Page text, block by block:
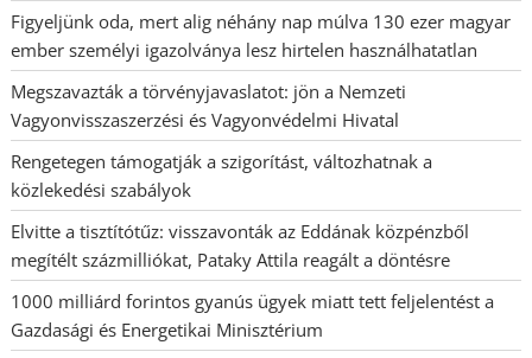
Figyeljünk oda, mert alig néhány nap múlva 130 ezer magyar
ember személyi igazolványa lesz hirtelen használhatatlan
Megszavazták a törvényjavaslatot: jön a Nemzeti
Vagyonvisszaszerzési és Vagyonvédelmi Hivatal
Rengetegen támogatják a szigorítást, változhatnak a
közlekedési szabályok
Elvitte a tisztítótűz: visszavonták az Eddának közpénzből
megítélt százmilliókat, Pataky Attila reagált a döntésre
1000 milliárd forintos gyanús ügyek miatt tett feljelentést a
Gazdasági és Energetikai Minisztérium